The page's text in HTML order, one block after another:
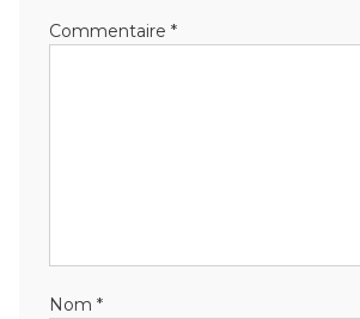
Commentaire *
Nom *